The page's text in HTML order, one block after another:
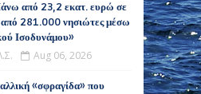
από 23,2 εκατ. ευρώ σε
από 281.000 νησιώτες μέσω
Ισοδυνάμου»
Aug 06, 2026
«σφραγίδα» που